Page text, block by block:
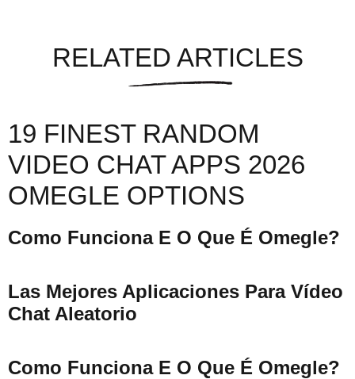
RELATED ARTICLES
19 FINEST RANDOM
VIDEO CHAT APPS 2026
OMEGLE OPTIONS
Como Funciona E O Que É Omegle?
Las Mejores Aplicaciones Para Vídeo
Chat Aleatorio
Como Funciona E O Que É Omegle?